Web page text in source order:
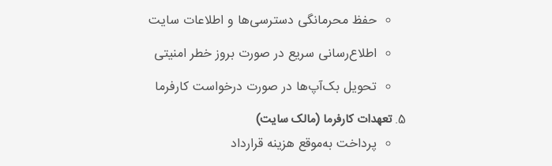
حفظ محرمانگی دسترسی‌ها و اطلاعات سایت
اطلاع‌رسانی سریع در صورت بروز خطر امنیتی
تحویل بک‌آپ‌ها در صورت درخواست کارفرما
تعهدات کارفرما (مالک سایت)
پرداخت به‌موقع هزینه قرارداد